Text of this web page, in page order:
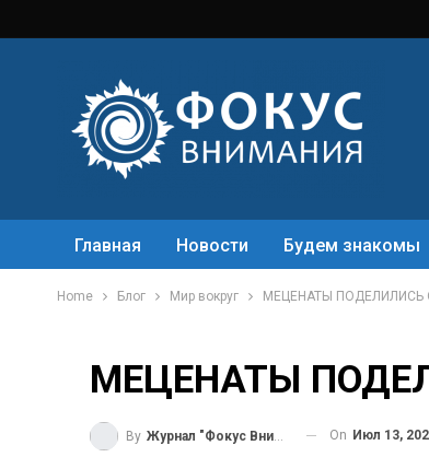
Главная Новости Будем знакомы
Home Блог Мир вокруг МЕЦЕНАТЫ ПОДЕЛИЛИСЬ
МЕЦЕНАТЫ
By Журнал "Фокус Внимания" On Июл 13,